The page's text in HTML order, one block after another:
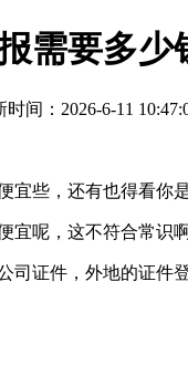
需要多少
时间：2026-6-11
些，还有也得看你
宜呢，这不符合常识
司证件，外地的证